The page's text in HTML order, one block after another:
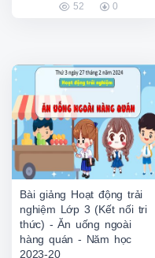
52 0
Bài giảng Hoạt động trải
nghiệm Lớp 3 (Kết nối tri
thức) - Ăn uống ngoài
hàng quán - Năm học
2023-20